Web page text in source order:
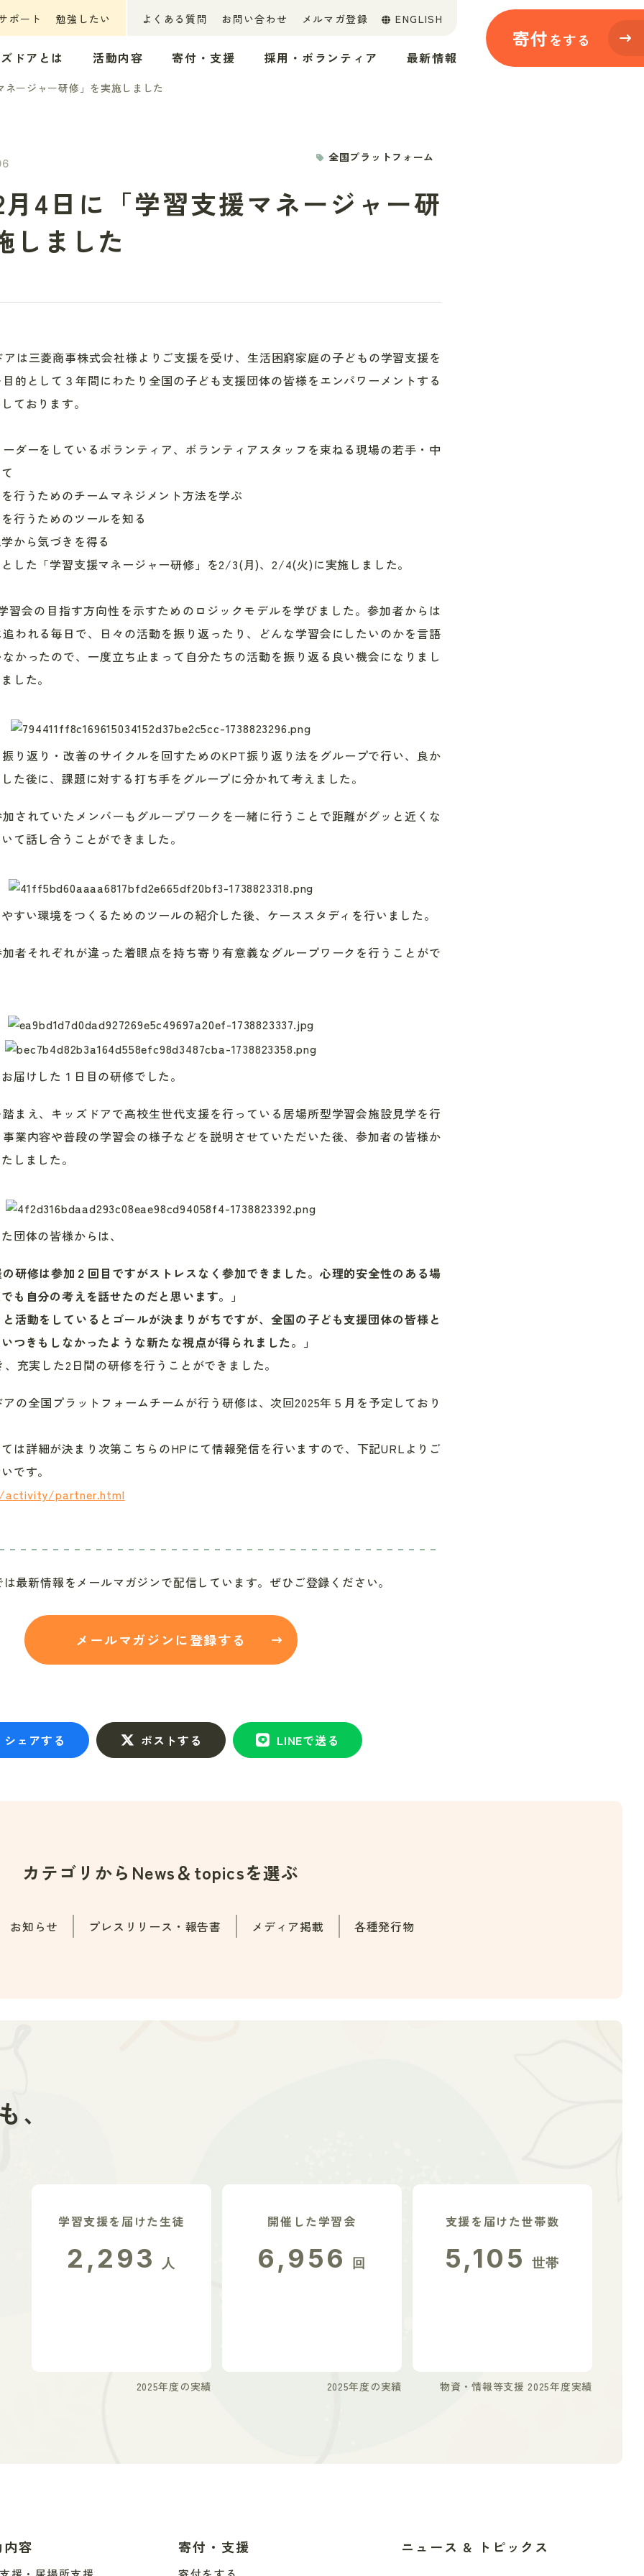
ポート 勉強したい よくある質問 お問い合わせ メルマガ登録 ENGLISH
ドアとは 活動内容 寄付・支援 採用・ボランティア 最新情報
寄付をする
ージャー研修」を実施しました
全国プラットフォーム
月4日に「学習支援マネージャー研
しました
は三菱商事株式会社様よりご支援を受け、生活困窮家庭の子どもの学習支援を
的として３年間にわたり全国の子ども支援団体の皆様をエンパワーメントする
ております。
ダーをしているボランティア、ボランティアスタッフを束ねる現場の若手・中
行うためのチームマネジメント方法を学ぶ
行うためのツールを知る
から気づきを得る
した「学習支援マネージャー研修」を2/3(月)、2/4(火)に実施しました。
習会の目指す方向性を示すためのロジックモデルを学びました。参加者からは
追われる毎日で、日々の活動を振り返ったり、どんな学習会にしたいのかを言語
かったので、一度立ち止まって自分たちの活動を振り返る良い機会になりまし
した。
り返り・改善のサイクルを回すためのKPT振り返り法をグループで行い、良か
た後に、課題に対する打ち手をグループに分かれて考えました。
されていたメンバーもグループワークを一緒に行うことで距離がグッと近くな
て話し合うことができました。
すい環境をつくるためのツールの紹介した後、ケーススタディを行いました。
者それぞれが違った着眼点を持ち寄り有意義なグループワークを行うことがで
届けした１日目の研修でした。
まえ、キッズドアで高校生世代支援を行っている居場所型学習会施設見学を行
業内容や普段の学習会の様子などを説明させていただいた後、参加者の皆様か
しました。
団体の皆様からは、
の研修は参加２回目ですがストレスなく参加できました。心理的安全性のある場
も自分の考えを話せたのだと思います。」
と活動をしているとゴールが決まりがちですが、全国の子ども支援団体の皆様と
つきもしなかったような新たな視点が得られました。」
充実した2日間の研修を行うことができました。
の全国プラットフォームチームが行う研修は、次回2025年５月を予定しており
は詳細が決まり次第こちらのHPにて情報発信を行いますので、下記URLよりご
です。
partner.html
最新情報をメールマガジンで配信しています。ぜひご登録ください。
メールマガジンに登録する
シェアする ポストする LINEで送る
カテゴリから News＆topicsを選ぶ
お知らせ プレスリリース・報告書 メディア掲載 各種発行物
学習支援を届けた生徒
2,293 人
2025年度の実績
開催した学習会
6,956 回
2025年度の実績
支援を届けた世帯数
5,105 世帯
物資・情報等支援 2025年度実績
容 寄付・支援 ニュース & トピックス